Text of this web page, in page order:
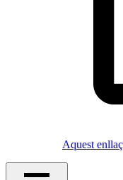
Aquest